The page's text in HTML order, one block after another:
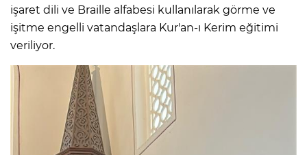
işaret dili ve Braille alfabesi kullanılarak görme ve
işitme engelli vatandaşlara Kur'an-ı Kerim eğitimi
veriliyor.